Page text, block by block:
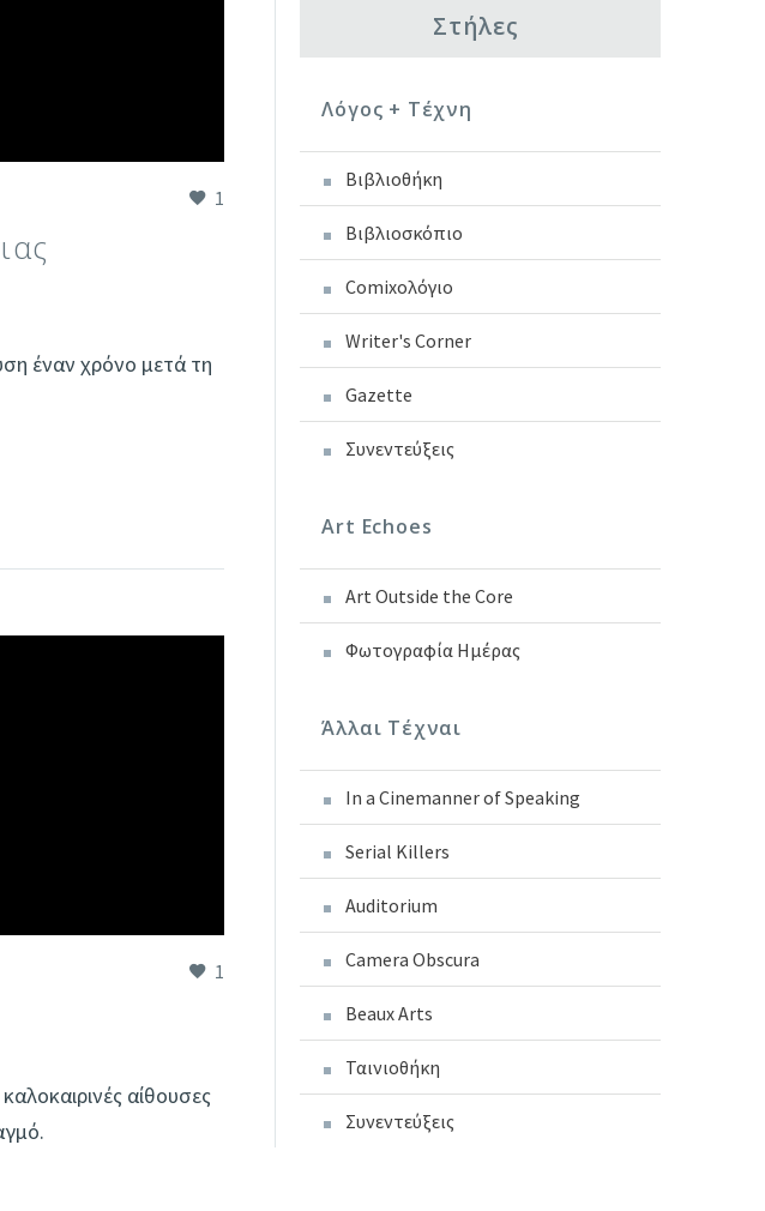
1
έναν χρόνο μετά τη
1
αίθουσες
Στήλες
Λόγος + Τέχνη
Βιβλιοθήκη
Βιβλιοσκόπιο
Comixoλόγιο
Writer's Corner
Gazette
Συνεντεύξεις
Art Echoes
Art Outside the Core
Φωτογραφία Ημέρας
Άλλαι Τέχναι
In a Cinemanner of Speaking
Serial Killers
Auditorium
Camera Obscura
Beaux Arts
Ταινιοθήκη
Συνεντεύξεις